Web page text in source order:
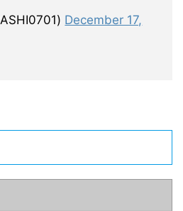
December 17,